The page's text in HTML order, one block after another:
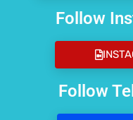
Follow
Follow